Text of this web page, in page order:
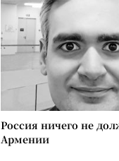
Россия ничего не
Армении